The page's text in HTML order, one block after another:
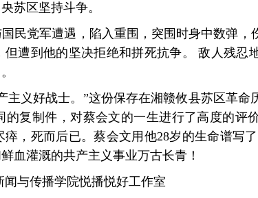
苏区坚持斗争。
民党军遭遇，陷入重围，突围时身中数弹，
遭到他的坚决拒绝和拼死抗争。 敌人残忍
主义好战士。”这份保存在湘赣攸县苏区革命
复制件，对蔡会文的一生进行了高度的评
，死而后已。蔡会文用他28岁的生命谱写
血灌溉的共产主义事业万古长青！
与传播学院悦播悦好工作室